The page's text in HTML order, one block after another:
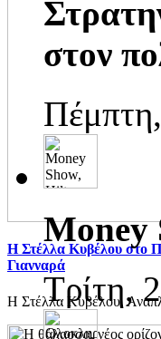
Η Στέλλα Κυβέλου στο
Γιανναρά
Η Στέλλα Κυβέλου,
στον
Money
Τρίτη,